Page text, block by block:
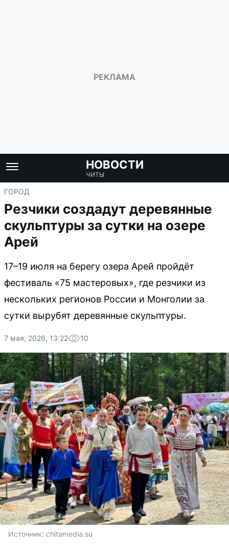
НОВОСТИ
ЧИТЫ
ГОРОД
Резчики создадут деревянные
скульптуры за сутки на озере
Арей
17–19 июля на берегу озера Арей пройдёт
фестиваль «75 мастеровых», где резчики из
нескольких регионов России и Монголии за
сутки вырубят деревянные скульптуры.
7 мая, 2026, 13:22 10
Источник: chitamedia.su